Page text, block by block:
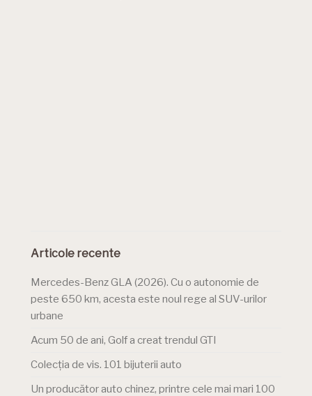
Articole recente
Mercedes-Benz GLA (2026). Cu o autonomie de
peste 650 km, acesta este noul rege al SUV-urilor
urbane
Acum 50 de ani, Golf a creat trendul GTI
Colecția de vis. 101 bijuterii auto
Un producător auto chinez, printre cele mai mari 100